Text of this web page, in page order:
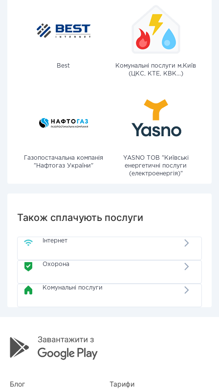
Best
Комунальні послуги м.Київ
(ЦКС, КТЕ, КВК...)
Газопостачальна компанія
"Нафтогаз України"
YASNO ТОВ "Київські
енергетичні послуги
(електроенергія)"
Також сплачують послуги
Інтернет
Охорона
Комунальні послуги
Блог Тарифи